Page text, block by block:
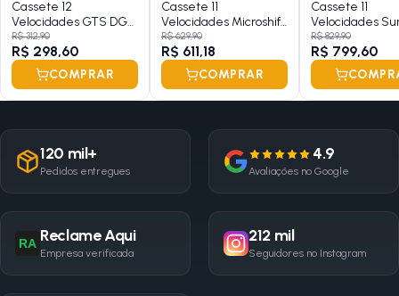
Cassete 12
Velocidades GTS DG-
121 11-50 Dentes
R$ 312,90
R$ 298,60
COMPRAR
Cassete 11
Velocidades Microshift
CS H110 11-42 Dentes
R$ 629,90
R$ 611,18
COMPRAR
Cassete 11
Velocidades
MX80 11-50
R$ 829,90
R$ 799,60
120 mil+
Pedidos entregues
4.9
Avaliações no Google
RA Reclame Aqui
Empresa verificada
212 mil
Seguidores no Instagram